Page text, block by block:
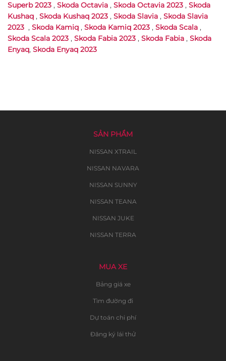
Superb 2023 , Skoda Octavia , Skoda Octavia 2023 , Skoda
Kushaq , Skoda Kushaq 2023 , Skoda Slavia , Skoda Slavia
2023 , Skoda Kamiq , Skoda Kamiq 2023 , Skoda Scala ,
Skoda Scala 2023 , Skoda Fabia 2023 , Skoda Fabia , Skoda
Enyaq, Skoda Enyaq 2023
SẢN PHẨM
NISSAN XTRAIL
NISSAN NAVARA
NISSAN SUNNY
NISSAN TEANA
NISSAN JUKE
NISSAN TERRA
MUA XE
Bảng giá xe
Tìm đường đi
Dự toán chi phí
Đăng ký lái thử